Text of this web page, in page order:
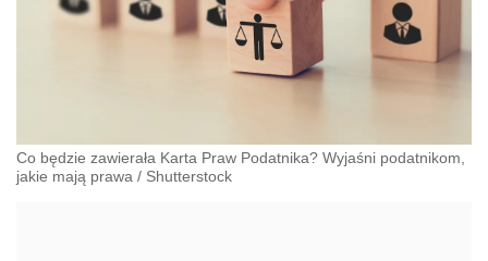
Co będzie zawierała Karta Praw Podatnika? Wyjaśni podatnikom,
jakie mają prawa / Shutterstock